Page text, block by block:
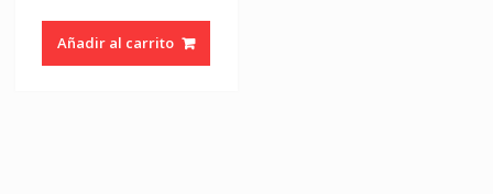
Añadir al carrito